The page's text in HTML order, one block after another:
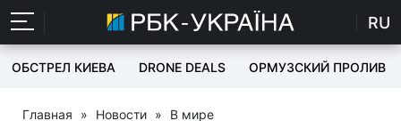
RU
ОБСТРЕЛ КИЕВА DRONE DEALS ОРМУЗСКИЙ ПРОЛИВ
Главная » Новости » В мире